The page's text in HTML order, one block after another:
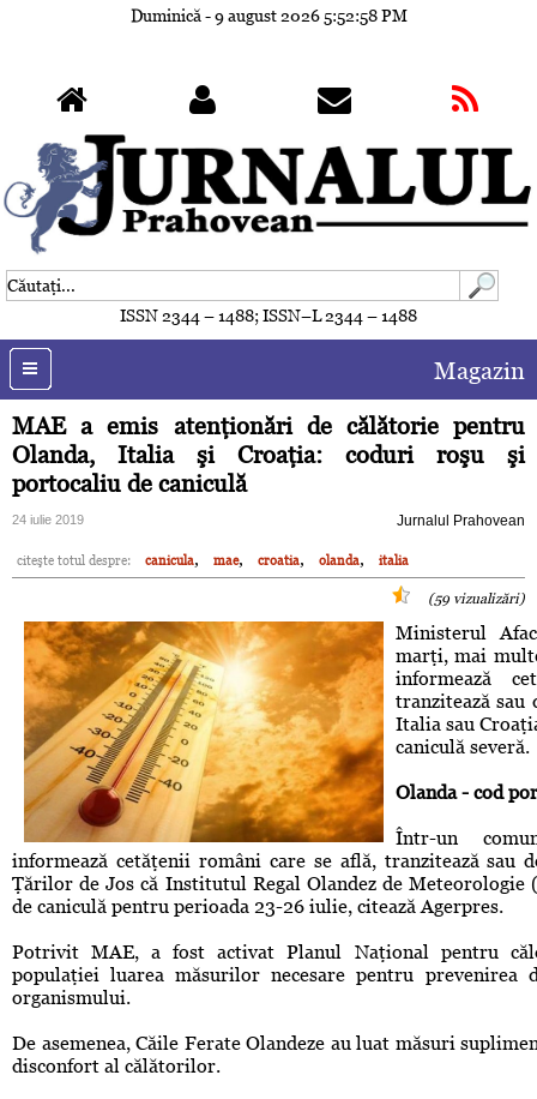
Duminică - 9 august 2026 5:53:01 PM
ISSN 2344 – 1488; ISSN–L 2344 – 1488
Magazin
MAE a emis atenţionări de călătorie pentru
Olanda, Italia şi Croaţia: coduri roşu şi
portocaliu de caniculă
24 iulie 2019 Jurnalul Prahovean
citeşte totul despre: canicula, mae, croatia, olanda, italia
(59 vizualizări)
Ministerul
marţi, mai
informează
tranzitează sau
Italia sau
caniculă severă.
Olanda - cod
Într-un
informează cetăţenii români care se află, tranzitează sau
Ţărilor de Jos că Institutul Regal Olandez de
de caniculă pentru perioada 23-26 iulie, citează Agerpres.
Potrivit MAE, a fost activat Planul Naţional pentru
populaţiei luarea măsurilor necesare pentru prevenirea
organismului.
De asemenea, Căile Ferate Olandeze au luat măsuri
disconfort al călătorilor.